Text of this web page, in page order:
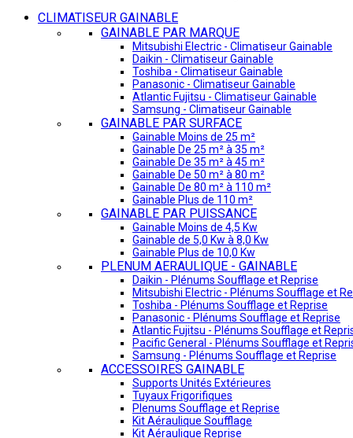
CLIMATISEUR GAINABLE
GAINABLE PAR MARQUE
Mitsubishi Electric - Climatiseur Gainable
Daikin - Climatiseur Gainable
Toshiba - Climatiseur Gainable
Panasonic - Climatiseur Gainable
Atlantic Fujitsu - Climatiseur Gainable
Samsung - Climatiseur Gainable
GAINABLE PAR SURFACE
Gainable Moins de 25 m²
Gainable De 25 m² à 35 m²
Gainable De 35 m² à 45 m²
Gainable De 50 m² à 80 m²
Gainable De 80 m² à 110 m²
Gainable Plus de 110 m²
GAINABLE PAR PUISSANCE
Gainable Moins de 4,5 Kw
Gainable de 5,0 Kw à 8,0 Kw
Gainable Plus de 10,0 Kw
PLENUM AERAULIQUE - GAINABLE
Daikin - Plénums Soufflage et Reprise
Mitsubishi Electric - Plénums Soufflage et
Toshiba - Plénums Soufflage et Reprise
Panasonic - Plénums Soufflage et Reprise
Atlantic Fujitsu - Plénums Soufflage et
Pacific General - Plénums Soufflage et
Samsung - Plénums Soufflage et Reprise
ACCESSOIRES GAINABLE
Supports Unités Extérieures
Tuyaux Frigorifiques
Plenums Soufflage et Reprise
Kit Aéraulique Soufflage
Kit Aéraulique Reprise